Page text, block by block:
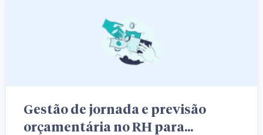
Gestão de jornada e previsão
orçamentária no RH para...